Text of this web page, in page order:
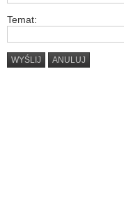
Temat:
WYŚLIJ ANULUJ